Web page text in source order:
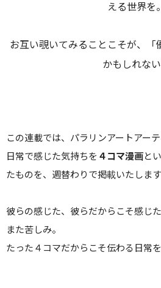
える世界を。
お互い覗いてみることこそが、「
かもしれない
この連載では、パラリンアートアーテ
日常で感じた気持ちを ４コマ漫画と
たものを、週替わりで掲載いたします
彼らの感じた、彼らだからこそ感じ
また苦しみ。
たった４コマだからこそ伝わる日常